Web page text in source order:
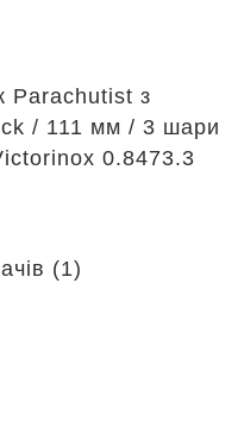
Parachutist з
/ 111 мм / 3 шари
0.8473.3
(1)